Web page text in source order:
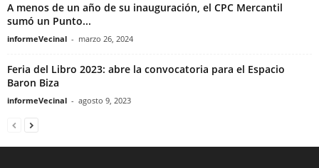
A menos de un año de su inauguración, el CPC Mercantil
sumó un Punto...
informeVecinal - marzo 26, 2024
Feria del Libro 2023: abre la convocatoria para el Espacio
Baron Biza
informeVecinal - agosto 9, 2023